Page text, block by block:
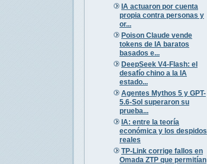
IA actuaron por cuenta
propia contra personas y
or...
Poison Claude vende
tokens de IA baratos
basados e...
DeepSeek V4-Flash: el
desafío chino a la IA
estado...
Agentes Mythos 5 y GPT-
5.6-Sol superaron su
prueba...
IA: entre la teoría
económica y los despidos
reales
TP-Link corrige fallos en
Omada ZTP que permitían